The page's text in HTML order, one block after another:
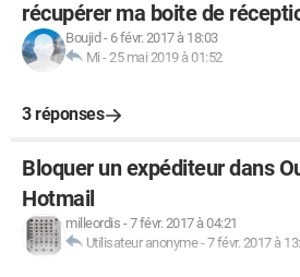
récupérer ma boite de
Boujid - 6 févr. 2017 à 18:03
Mi -25 mai 2019 à 01:52
3 réponses
Bloquer un expéditeur dans
Hotmail
milleordis -7 févr. 2017 à 04:21
Utilisateur anonyme-7 févr. 2017 à